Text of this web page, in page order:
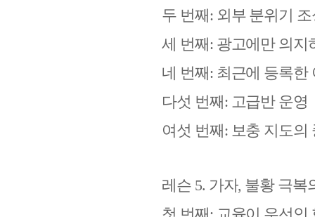
두 번째: 외부 분위기 조
세 번째: 광고에만 의지
네 번째: 최근에 등록한
다섯 번째: 고급반 운영
여섯 번째: 보충 지도의
레슨 5. 가자, 불황 극복